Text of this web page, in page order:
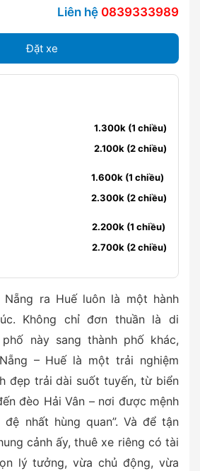
Liên hệ 0839333989
Đặt xe
1.300k (1 chiều)
2.100k (2 chiều)
1.600k (1 chiều)
2.300k (2 chiều)
2.200k (1 chiều)
2.700k (2 chiều)
ra Huế luôn là một hành
Không chỉ đơn thuần là di
này sang thành phố khác,
– Huế là một trải nghiệm
đẹp trải dài suốt tuyến, từ biển
đèo Hải Vân – nơi được mệnh
đệ nhất hùng quan”. Và để tận
cảnh ấy, thuê xe riêng có tài
lý tưởng, vừa chủ động, vừa